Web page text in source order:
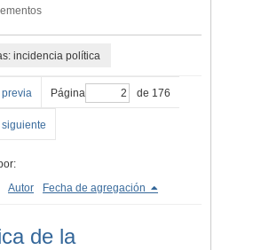
incidencia política
previa Página de 176
siguiente
Autor Fecha de agregación
de la